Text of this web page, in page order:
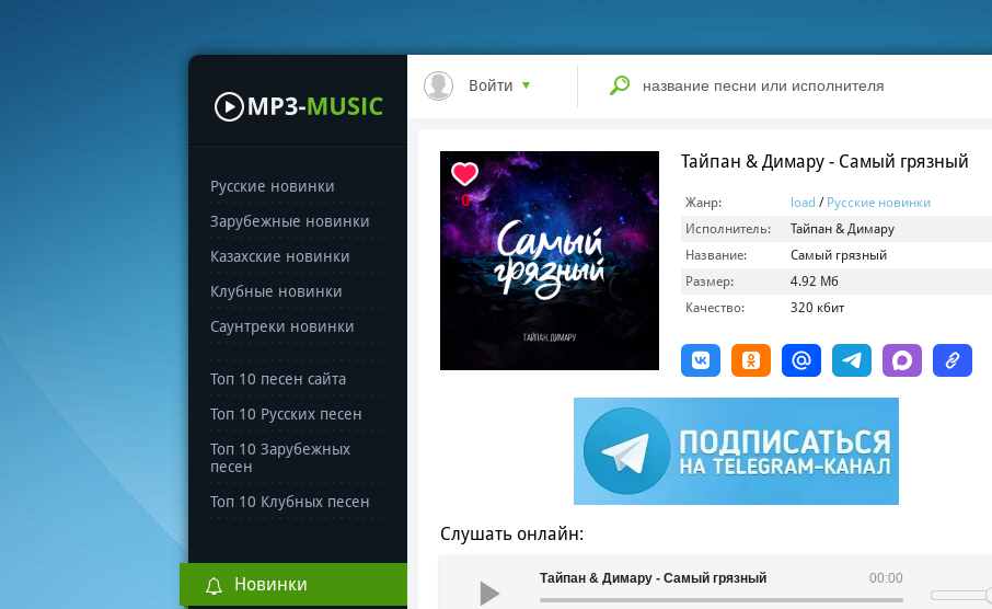
Русские новинки
Зарубежные новинки
Казахские новинки
Клубные новинки
Саунтреки новинки
Топ 10 песен сайта
Топ 10 Русских песен
Топ 10 Зарубежных
песен
Топ 10 Клубных песен
Новинки
Войти
0
Тайпан & Димару - Самый грязный
Жанр: load / Русские новинки
Исполнитель:
Тайпан & Димару
Название:
Самый грязный
Размер:
4.92 Мб
Качество:
320 кбит
Слушать онлайн:
00:00
Тайпан & Димару - Самый грязный